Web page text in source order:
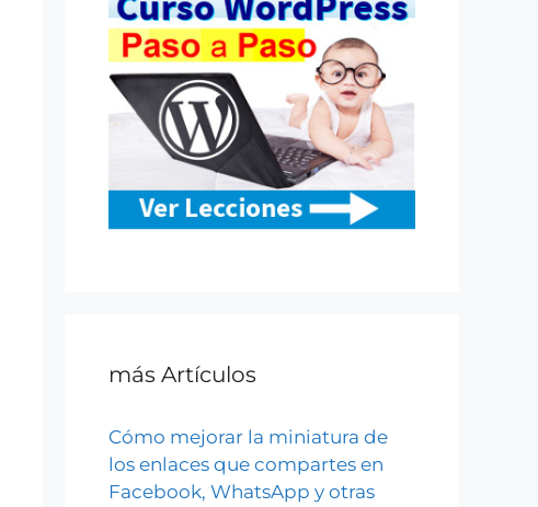
más Artículos
Cómo mejorar la miniatura de
los enlaces que compartes en
Facebook, WhatsApp y otras